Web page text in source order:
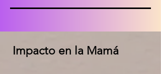
Impacto en la Mamá